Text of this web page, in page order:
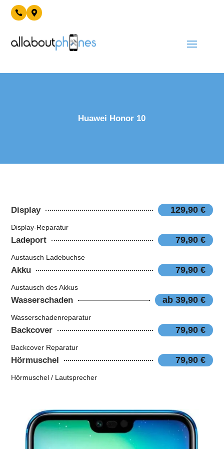
 
Huawei Honor 10
Display 129,90 €
Display-Reparatur
Ladeport 79,90 €
Austausch Ladebuchse
Akku 79,90 €
Austausch des Akkus
Wasserschaden ab 39,90 €
Wasserschadenreparatur
Backcover 79,90 €
Backcover Reparatur
Hörmuschel 79,90 €
Hörmuschel / Lautsprecher